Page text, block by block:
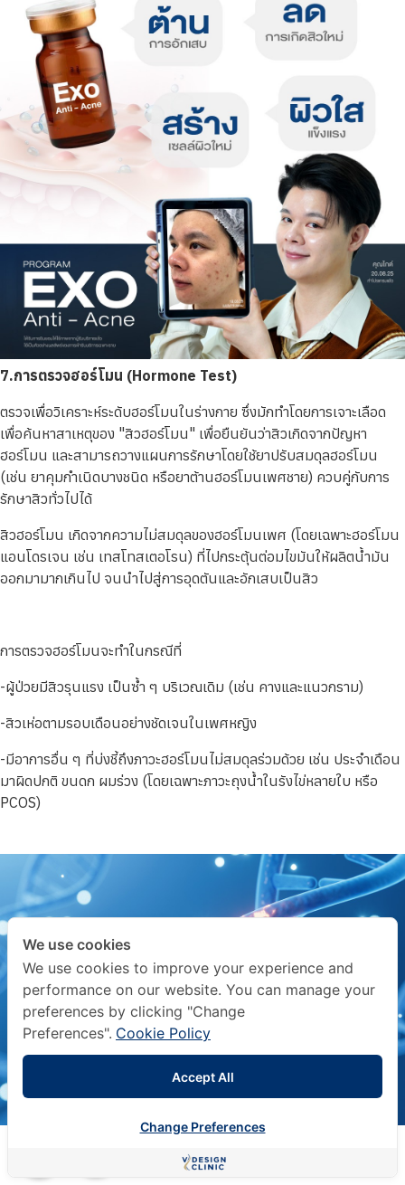
7.การตรวจฮอร์โมน (Hormone Test)
ตรวจเพื่อวิเคราะห์ระดับฮอร์โมนในร่างกาย ซึ่งมักทำโดยการเจาะเลือด
เพื่อค้นหาสาเหตุของ "สิวฮอร์โมน" เพื่อยืนยันว่าสิวเกิดจากปัญหา
ฮอร์โมน และสามารถวางแผนการรักษาโดยใช้ยาปรับสมดุลฮอร์โมน
(เช่น ยาคุมกำเนิดบางชนิด หรือยาต้านฮอร์โมนเพศชาย) ควบคู่กับการ
รักษาสิวทั่วไปได้
สิวฮอร์โมน เกิดจากความไม่สมดุลของฮอร์โมนเพศ (โดยเฉพาะฮอร์โมน
แอนโดรเจน เช่น เทสโทสเตอโรน) ที่ไปกระตุ้นต่อมไขมันให้ผลิตน้ำมัน
ออกมามากเกินไป จนนำไปสู่การอุดตันและอักเสบเป็นสิว
การตรวจฮอร์โมนจะทำในกรณีที่
-ผู้ป่วยมีสิวรุนแรง เป็นซ้ำ ๆ บริเวณเดิม (เช่น คางและแนวกราม)
-สิวเห่อตามรอบเดือนอย่างชัดเจนในเพศหญิง
-มีอาการอื่น ๆ ที่บ่งชี้ถึงภาวะฮอร์โมนไม่สมดุลร่วมด้วย เช่น ประจำเดือน
มาผิดปกติ ขนดก ผมร่วง (โดยเฉพาะภาวะถุงน้ำในรังไข่หลายใบ หรือ
PCOS)
ปรึกษาออนไลน์ฟรี
We use cookies
We use cookies to improve your experience and
performance on our website. You can manage your
preferences by clicking "Change
Preferences". Cookie Policy
Accept All
Change Preferences